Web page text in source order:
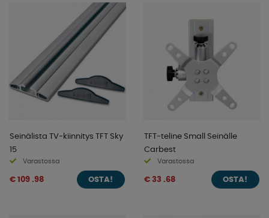
Seinälista TV-kiinnitys TFT Sky
15
Varastossa
€ 109 .98 OSTA!
TFT-teline Small Seinälle
Carbest
Varastossa
€ 33 .68 OSTA!